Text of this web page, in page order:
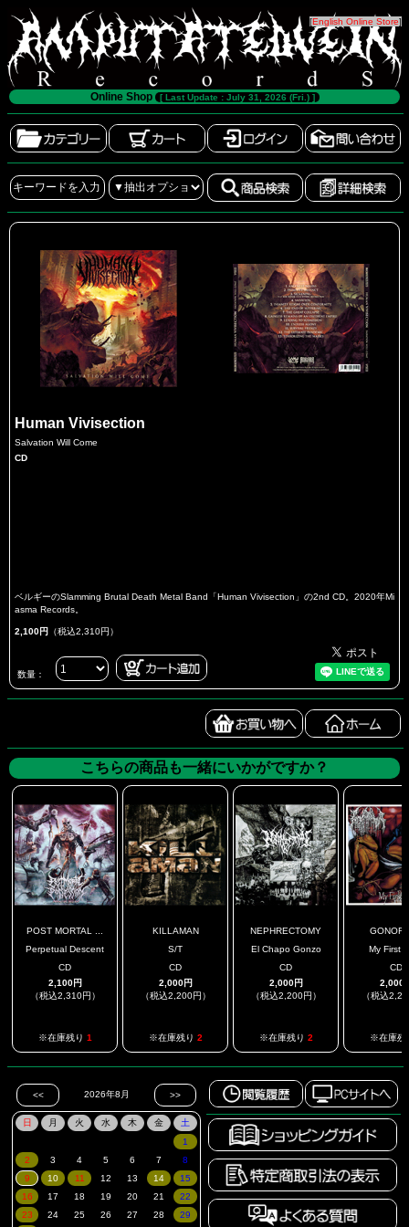
[English Online Store]
Online Shop [ Last Update : July 31, 2026 (Fri.) ]
Human Vivisection
Salvation Will Come
CD
ベルギーのSlamming Brutal Death Metal Band「Human Vivisection」の2nd CD。2020年Mi
asma Records。
2,100円 （税込2,310円）
数量：
こちらの商品も一緒にいかがですか？
POST MORTAL ...
Perpetual Descent
CD
2,100円
（税込2,310円）
※在庫残り 1
KILLAMAN
S/T
CD
2,000円
（税込2,200円）
※在庫残り 2
NEPHRECTOMY
El Chapo Gonzo
CD
2,000円
（税込2,200円）
※在庫残り 2
My First
CD
2,000
（税込
※在庫残